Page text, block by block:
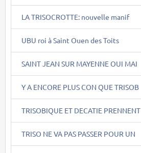
LA TRISOCROTTE: nouvelle manif
UBU roi à Saint Ouen des Toits
SAINT JEAN SUR MAYENNE OUI MAI
Y A ENCORE PLUS CON QUE TRISOB
TRISOBIQUE ET DECATIE PRENNENT
TRISO NE VA PAS PASSER POUR UN